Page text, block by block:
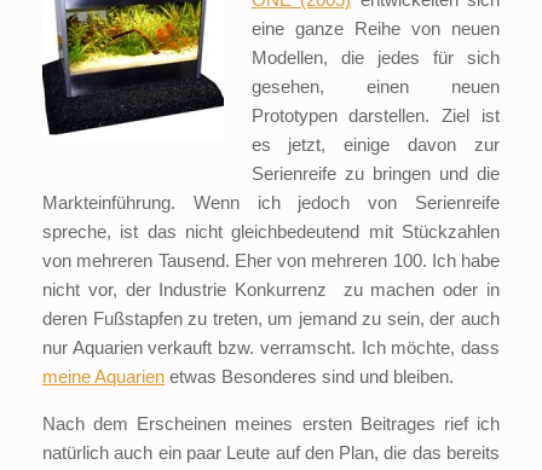
eine ganze Reihe von neuen
Modellen, die jedes für sich
gesehen, einen neuen
Prototypen darstellen. Ziel ist
es jetzt, einige davon zur
Serienreife zu bringen und die
Markteinführung. Wenn ich jedoch von Serienreife
spreche, ist das nicht gleichbedeutend mit Stückzahlen
von mehreren Tausend. Eher von mehreren 100. Ich habe
nicht vor, der Industrie Konkurrenz zu machen oder in
deren Fußstapfen zu treten, um jemand zu sein, der auch
nur Aquarien verkauft bzw. verramscht. Ich möchte, dass
meine Aquarien etwas Besonderes sind und bleiben.
Nach dem Erscheinen meines ersten Beitrages rief ich
natürlich auch ein paar Leute auf den Plan, die das bereits